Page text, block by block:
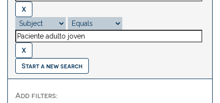
Start a new search
Add filters: